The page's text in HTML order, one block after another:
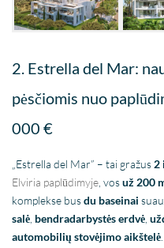
2. Estrella del Mar:
pėsčiomis nuo
000 €
„Estrella del Mar” – tai gražus 2
Elviria paplūdimyje , vosuž 200
komplekse busdu baseinai
salė bendradarbystės erdvė
automobilių stovėjimo aikštelė